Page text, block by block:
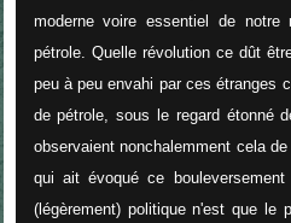
moderne voire essentiel de
pétrole. Quelle révolution ce dût
peu à peu envahi par ces étranges
de pétrole, sous le regard étonné
observaient nonchalemment cela
qui ait évoqué ce
(légèrement) politique n'est que le